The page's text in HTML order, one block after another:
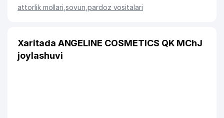
attorlik mollari ,sovun pardoz vositalari
Xaritada ANGELINE COSMETICS QK MChJ
joylashuvi